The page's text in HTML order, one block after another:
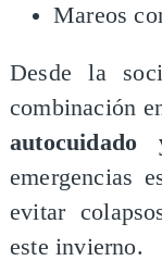
Mareos
Desde la
combinación
emergencias
evitar
este invierno.